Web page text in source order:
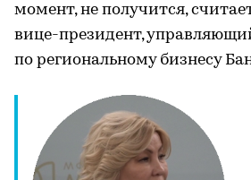
момент, не получится,
вице-президент,
по региональному бизнесу